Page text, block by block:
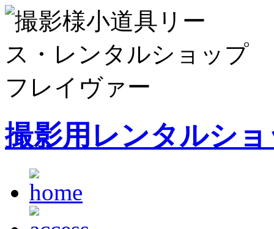
撮影用レンタルシ